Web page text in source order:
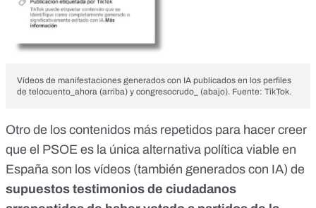
Vídeos de manifestaciones generados con IA publicados en los perfiles
de telocuento_ahora (arriba) y congresocrudo_ (abajo). Fuente: TikTok.
Otro de los contenidos más repetidos para hacer creer
que el PSOE es la única alternativa política viable en
España son los vídeos (también generados con IA) de
supuestos testimonios de ciudadanos